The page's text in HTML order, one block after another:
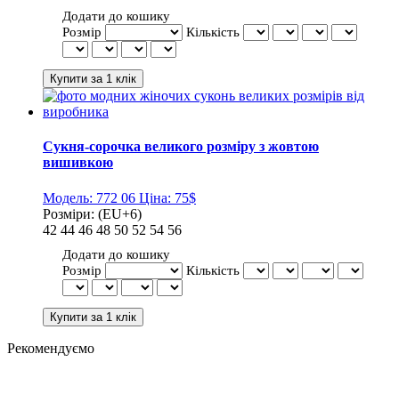
Додати до кошику
Розмір
Кількість
Сукня-сорочка великого розміру з жовтою
вишивкою
Модель: 772 06 Ціна: 75$
Розміри: (EU+6)
42 44 46 48 50 52 54 56
Додати до кошику
Розмір
Кількість
Рекомендуємо